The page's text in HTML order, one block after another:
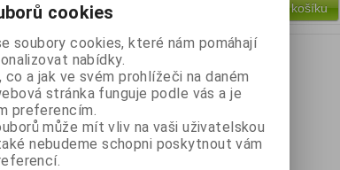
Přidat do košíku
cookies
soubory cookies, které nám pomáhají
nabídky.
a jak ve svém prohlížeči na daném
stránka funguje podle vás a je
preferencím.
může mít vliv na vaši uživatelskou
nebudeme schopni poskytnout vám